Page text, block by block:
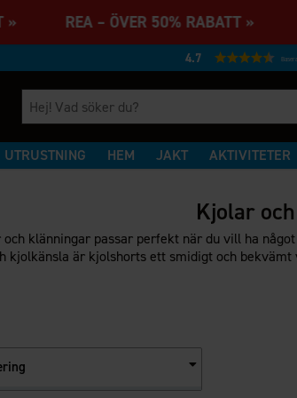
» REA – ÖVER 50% RABATT
4.7
UTRUSTNING HEM JAKT AKTIVITETER
Kjolar
klänningar passar perfekt när du vill ha
kjolkänsla är kjolshorts ett smidigt och